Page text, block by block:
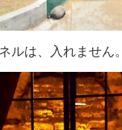
ルは、入れません。